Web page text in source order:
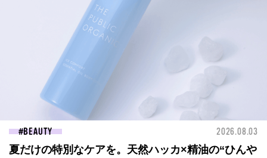
BEAUTY 2026.08.03
夏だけの特別なケアを。天然ハッカ×精油の“ひんや